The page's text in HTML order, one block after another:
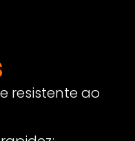
resistente ao